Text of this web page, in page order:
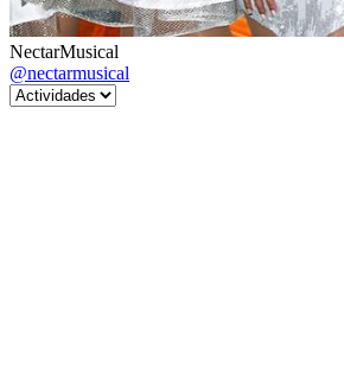
NectarMusical
@nectarmusical